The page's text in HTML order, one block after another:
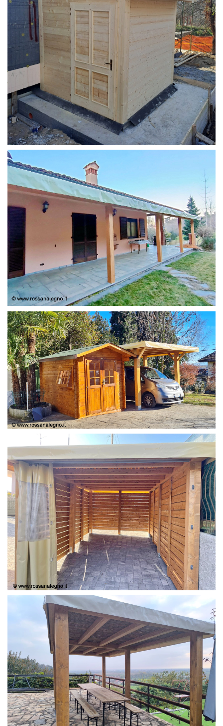
STRUTTURA ADDOSSATA PER LOCALE CALDAIA
COPERTURA
CASETTA E COPERTURA AUTO